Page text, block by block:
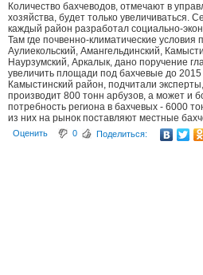
Количество бахчеводов, отмечают в
хозяйства, будет только увеличиваться.
каждый район разработал социально-
Там где почвенно-климатические условия
Аулиекольский, Амангельдинский,
Наурзумский, Аркалык, дано поручение
увеличить площади под бахчевые до 2015
Камыстинский район, подчитали
производит 800 тонн арбузов, а может и
потребность региона в бахчевых - 6000
из них на рынок поставляют местные
Оценить 0 Поделиться: